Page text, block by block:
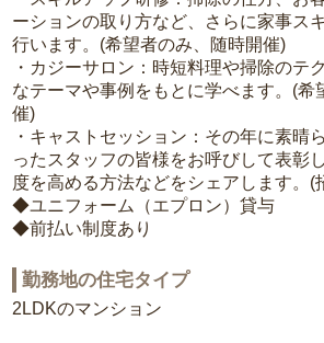
ーションの取り方など、さらに家事ス
行います。(希望者のみ、随時開催)
・カジーサロン：時短料理や掃除のテ
なテーマや事例をもとに学べます。(希
催)
・キャストセッション：その年に素晴
ったスタッフの皆様をお呼びして表彰
度を高める方法などをシェアします。(
◆ユニフォーム（エプロン）貸与
◆前払い制度あり
勤務地の住宅タイプ
2LDKのマンション